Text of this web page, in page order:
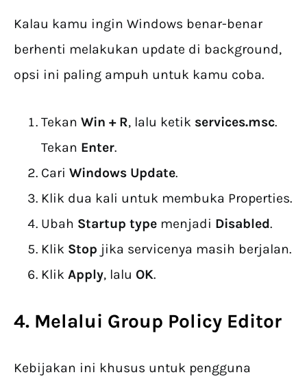
Kalau kamu ingin Windows benar-benar
berhenti melakukan update di background,
opsi ini paling ampuh untuk kamu coba.
Tekan Win + R, lalu ketik services.msc.
Tekan Enter.
Cari Windows Update.
Klik dua kali untuk membuka Properties.
Ubah Startup type menjadi Disabled.
Klik Stop jika servicenya masih berjalan.
Klik Apply, lalu OK.
4. Melalui Group Policy Editor
Kebijakan ini khusus untuk pengguna